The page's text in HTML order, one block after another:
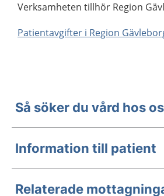
Verksamheten tillhör Region
Patientavgifter i Region
Så söker du vård hos
Information till patient
Relaterade